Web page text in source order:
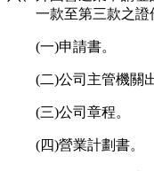
一款至第三款之證
(一)申請書。
(二)公司主管機關
(三)公司章程。
(四)營業計劃書。